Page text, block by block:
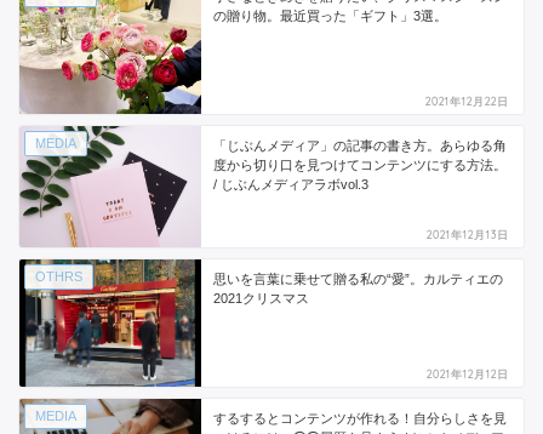
の贈り物。最近買った「ギフト」3選。
2021年12月22日
MEDIA
「じぶんメディア」の記事の書き方。あらゆる角
度から切り口を見つけてコンテンツにする方法。
/ じぶんメディアラボvol.3
2021年12月13日
OTHRS
思いを言葉に乗せて贈る私の“愛”。カルティエの
2021クリスマス
2021年12月12日
MEDIA
するするとコンテンツが作れる！自分らしさを見